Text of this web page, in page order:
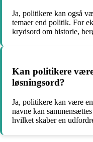
Ja, politikere kan også
temaer end politik. For
krydsord om historie,
Kan politikere
løsningsord?
Ja, politikere kan være
navne kan
hvilket skaber en